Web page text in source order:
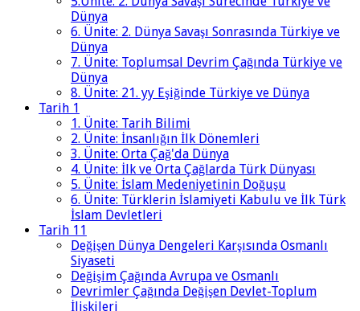
Dünya
6. Ünite: 2. Dünya Savaşı Sonrasında Türkiye ve
Dünya
7. Ünite: Toplumsal Devrim Çağında Türkiye ve
Dünya
8. Ünite: 21. yy Eşiğinde Türkiye ve Dünya
Tarih 1
1. Ünite: Tarih Bilimi
2. Ünite: İnsanlığın İlk Dönemleri
3. Ünite: Orta Çağ'da Dünya
4. Ünite: İlk ve Orta Çağlarda Türk Dünyası
5. Ünite: İslam Medeniyetinin Doğuşu
6. Ünite: Türklerin İslamiyeti Kabulu ve İlk Türk
İslam Devletleri
Tarih 11
Değişen Dünya Dengeleri Karşısında Osmanlı
Siyaseti
Değişim Çağında Avrupa ve Osmanlı
Devrimler Çağında Değişen Devlet-Toplum
İlişkileri